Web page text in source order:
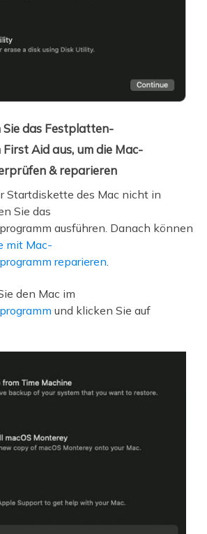
Sie das Festplatten-
Aid aus, um die Mac-
& reparieren
Startdiskette des Mac nicht in
Sie das
ausführen. Danach können
mit Mac-
reparieren
den Mac im
und klicken Sie auf